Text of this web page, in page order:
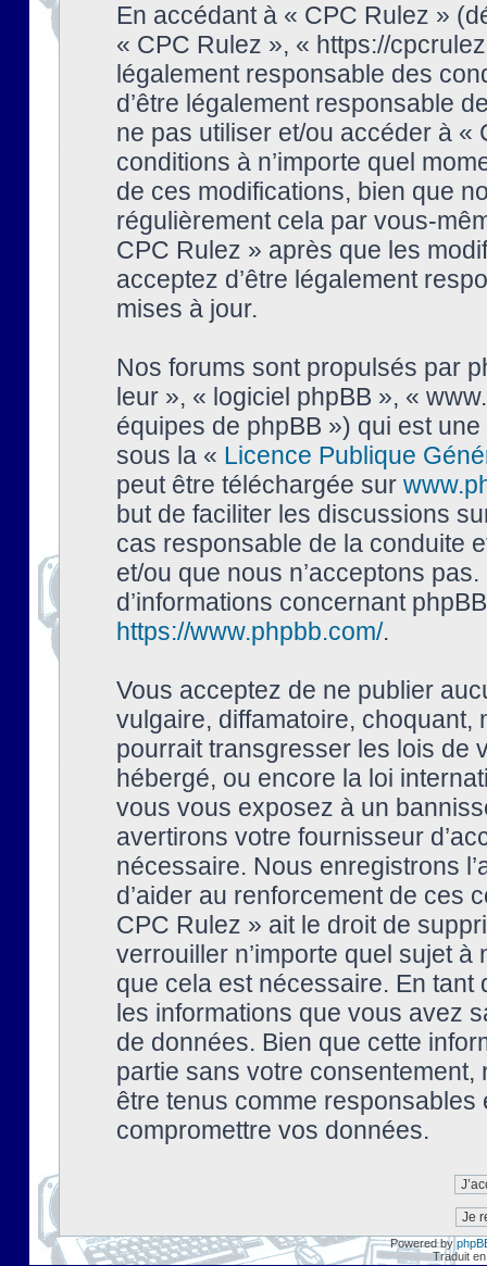
En accédant à « CPC Rulez »
« CPC Rulez », « https://
légalement responsable des
d’être légalement responsable
ne pas utiliser et/ou accéder à
conditions à n’importe quel
de ces modifications, bien que
régulièrement cela par vous-
CPC Rulez » après que les
acceptez d’être légalement
mises à jour.
Nos forums sont propulsés par
leur », « logiciel phpBB », «
équipes de phpBB ») qui est
sous la « Licence Publique
peut être téléchargée sur
but de faciliter les discussions
cas responsable de la conduite
et/ou que nous n’acceptons
d’informations concernant
https://www.phpbb.com/.
Vous acceptez de ne publier
vulgaire, diffamatoire, choquant,
pourrait transgresser les lois de
hébergé, ou encore la loi
vous vous exposez à un
avertirons votre fournisseur
nécessaire. Nous enregistrons
d’aider au renforcement de ces
CPC Rulez » ait le droit de
verrouiller n’importe quel sujet à
que cela est nécessaire. En tant
les informations que vous avez
de données. Bien que cette
partie sans votre
être tenus comme
compromettre vos données.
Powered by
Traduit